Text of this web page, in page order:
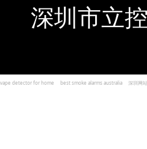
深圳市立
vape detector for home best smoke alarms australia 深圳网